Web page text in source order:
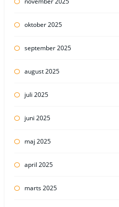
oktober 2025
september 2025
august 2025
juli 2025
juni 2025
maj 2025
april 2025
marts 2025